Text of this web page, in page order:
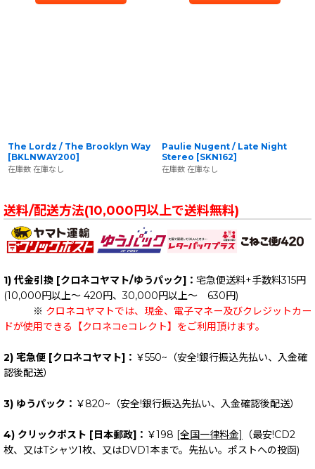
The Lordz / The Brooklyn Way
[BKLNWAY200]
在庫数 在庫なし
Paulie Nugent / Late Night
Stereo [SKN162]
在庫数 在庫なし
送料/配送方法(10,000円以上で送料無料)
1) 代金引換 [クロネコヤマト/ゆうパック]： 宅急便送料+手数料315円
(10,000円以上～ 420円、30,000円以上～ 630円)
※ クロネコヤマトでは、現金、電子マネー及びクレジットカー
ドが使用できる【クロネコeコレクト】をご利用頂けます。
2) 宅急便 [クロネコヤマト]： ￥550~（安全!銀行振込先払い、入金確
認後配送）
3) ゆうパック： ￥820~（安全!銀行振込先払い、入金確認後配送）
4) クリックポスト [日本郵政]： ￥198 [全国一律料金]
（最安!CD2
枚、又はTシャツ1枚、又はDVD1本まで。先払い。ポストへの投函)